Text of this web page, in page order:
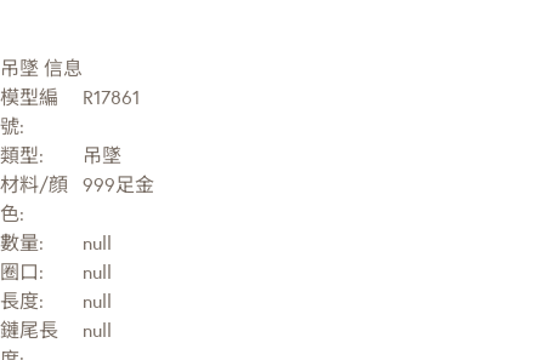
吊墜 信息
模型編
號:
R17861
類型:
吊墜
材料/顔
色:
999足金
數量:
null
圈口:
null
長度:
null
鏈尾長
null